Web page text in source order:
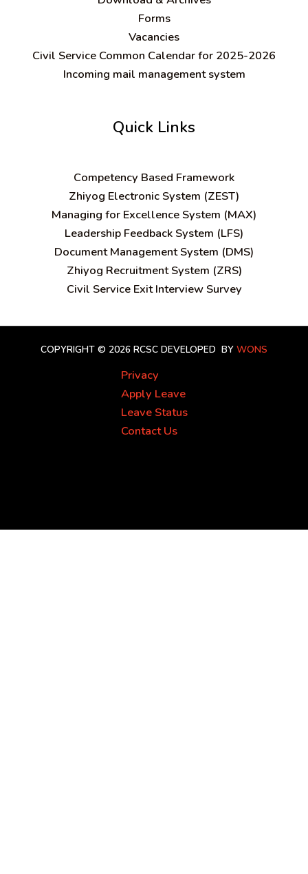
Forms
Vacancies
Civil Service Common Calendar for 2025-2026
Incoming mail management system
Quick Links
Competency Based Framework
Zhiyog Electronic System (ZEST)
Managing for Excellence System (MAX)
Leadership Feedback System (LFS)
Document Management System (DMS)
Zhiyog Recruitment System (ZRS)
Civil Service Exit Interview Survey
COPYRIGHT © 2026 RCSC DEVELOPED BY WONS
Privacy
Apply Leave
Leave Status
Contact Us